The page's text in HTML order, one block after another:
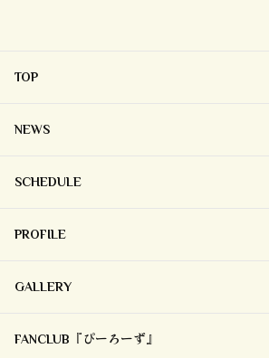
TOP
NEWS
SCHEDULE
PROFILE
GALLERY
FANCLUB『ぴーろーず』